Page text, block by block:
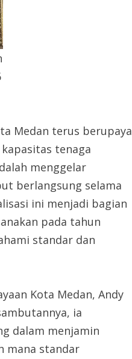
Medan terus berupaya
tenaga
menggelar
berlangsung selama
ini menjadi bagian
pada tahun
standar dan
Kota Medan, Andy
ia
dalam menjamin
mana standar